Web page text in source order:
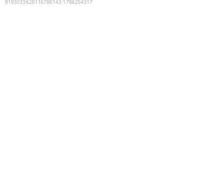
9193033628116786143:1786254317